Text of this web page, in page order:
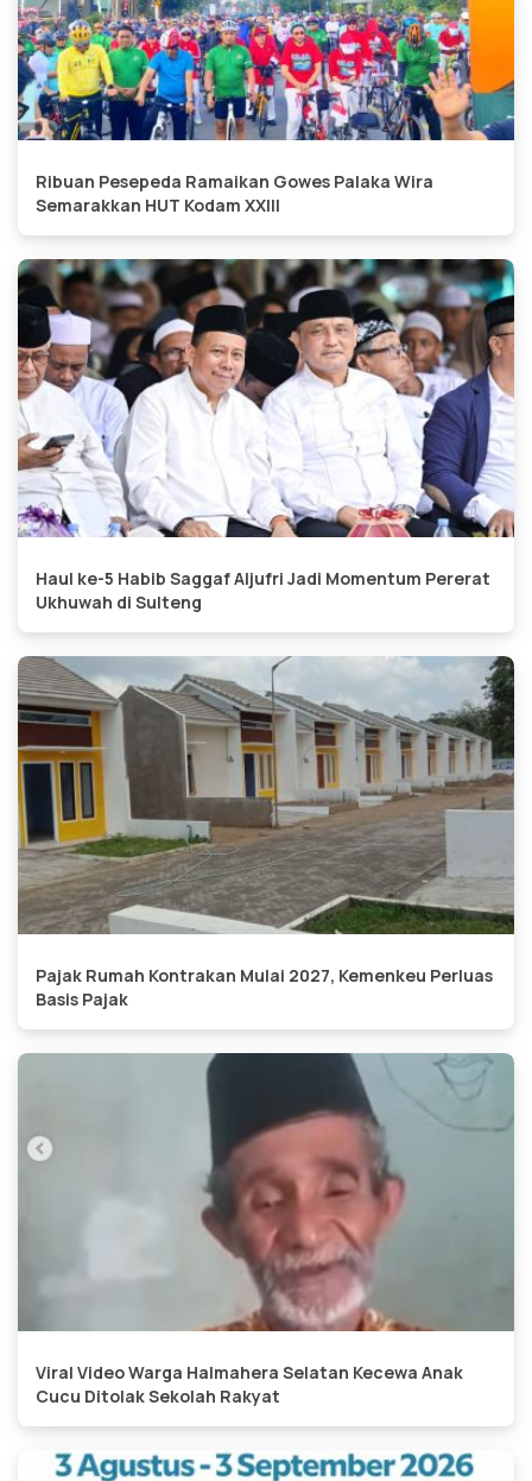
Ribuan Pesepeda Ramaikan Gowes Palaka Wira
Semarakkan HUT Kodam XXIII
Haul ke-5 Habib Saggaf Aljufri Jadi Momentum Pererat
Ukhuwah di Sulteng
Pajak Rumah Kontrakan Mulai 2027, Kemenkeu Perluas
Basis Pajak
Viral Video Warga Halmahera Selatan Kecewa Anak
Cucu Ditolak Sekolah Rakyat